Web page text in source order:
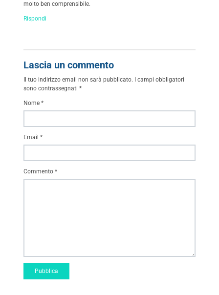
molto ben comprensibile.
Rispondi
Lascia un commento
Il tuo indirizzo email non sarà pubblicato.
I campi obbligatori
sono contrassegnati *
Commento *
Nome *
Email *